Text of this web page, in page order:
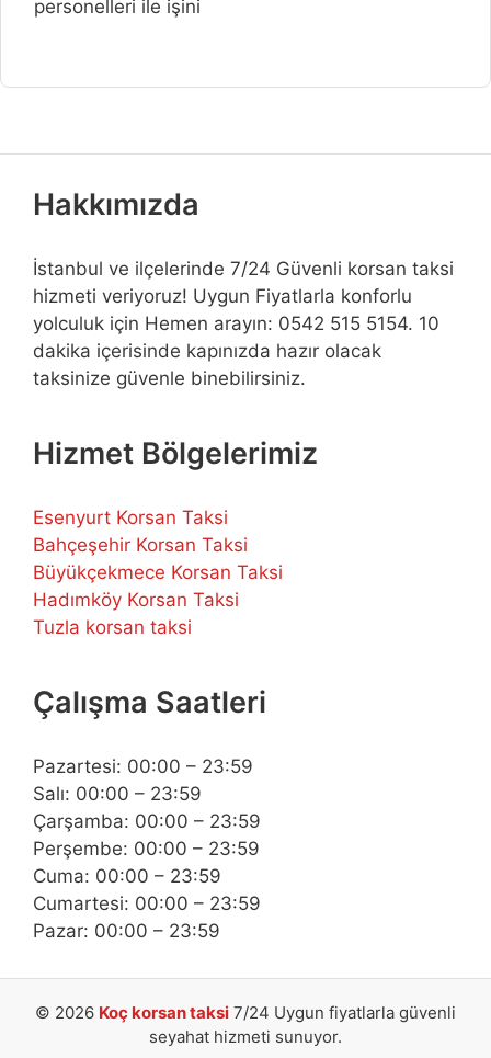
personelleri ile işini
Hakkımızda
İstanbul ve ilçelerinde 7/24 Güvenli korsan taksi
hizmeti veriyoruz! Uygun Fiyatlarla konforlu
yolculuk için Hemen arayın: 0542 515 5154. 10
dakika içerisinde kapınızda hazır olacak
taksinize güvenle binebilirsiniz.
Hizmet Bölgelerimiz
Esenyurt Korsan Taksi
Bahçeşehir Korsan Taksi
Büyükçekmece Korsan Taksi
Hadımköy Korsan Taksi
Tuzla korsan taksi
Çalışma Saatleri
Pazartesi: 00:00 – 23:59
Salı: 00:00 – 23:59
Çarşamba: 00:00 – 23:59
Perşembe: 00:00 – 23:59
Cuma: 00:00 – 23:59
Cumartesi: 00:00 – 23:59
Pazar: 00:00 – 23:59
© 2026 Koç korsan taksi 7/24 Uygun fiyatlarla güvenli
seyahat hizmeti sunuyor.